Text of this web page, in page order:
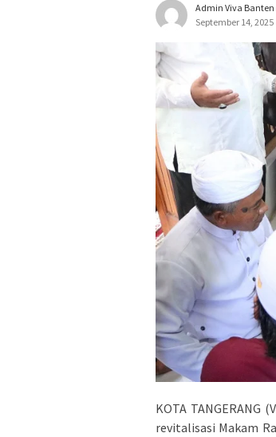
Admin Viva Banten
September 14, 2025
KOTA
revitalisasi Makam